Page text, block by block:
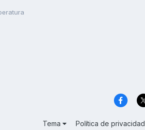
Tema Política de privacidad